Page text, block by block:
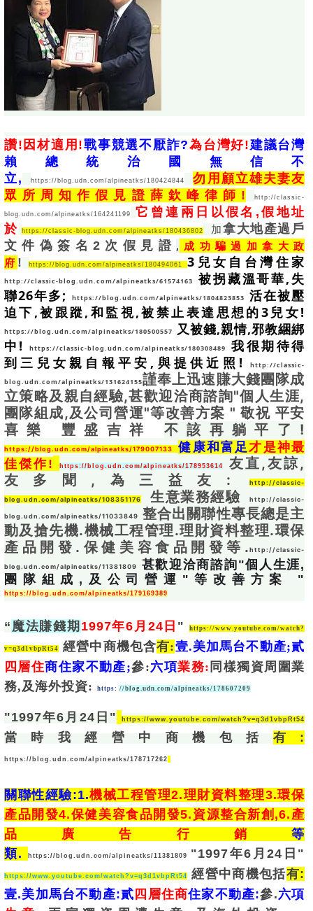
讚!因材適用!戰事競選不厭詐?為台灣好!建議台灣
賴總統治國無信不
立,
https://blog.udn.com/alpineatks/180424844
勿用顧立雄夫妻友
眾所周知作假見證薛欽峰律師!
http://classic-
blog.udn.com/alpineatks/164241199
它曾連兩日以假名,假地址
於
https://classic-blog.udn.com/alpineatks/180436802 加拿大地產過戶
文件偽簽名2次假見證 , 成功騙過加拿大政
府 ! https://blog.udn.com/alpineatks/180494061
http://classic-blog.udn.com/alpineatks/61574163
被拐藏溫哥華,失
聯26年多;
https://blog.udn.com/alpineatks/1804823853
活在被壓
https://blog.udn.com/alpineatks/180500557
又被錢,親情,邪教綑綁
中!
https://classic-blog.udn.com/alpineatks/180308489
我很期待得
到三兒女親自報平安,與提供近照!
http://classic-
blog.udn.com/alpineatks/131624155謹奉上迅速賺大錢團隊成
立策略及親自經驗,甚歡迎洽商諮詢"個人生涯,
團隊組成,及公司營運"等改善方案 " 敬祝 平安
喜樂 豐盛吉祥
https://blog.udn.com/alpineatks/179007133 健康和富足 才是神最
佳傑作!
https://blog.udn.com/alpineatks/178953614
友直,友諒,
友多聞,為三益友:
http://classic-
blog.udn.com/alpineatks/108351176 生意業務經驗 http://classic-
blog.udn.com/alpineatks/11033849
整合出關聯性專長總是主
動及搶先機.機械工程管理.理財資料整理.環保
產品開發.保健美容食品開發等.http://classic-
blog.udn.com/alpineatks/11381809
甚歡迎洽商諮詢"個人生涯,
團隊組成,及公司營運"等改善方案 "
https://blog.udn.com/alpineatks/179169389
“ 魔法賺錢期 1997年6月24日 "https://www.youtube.com/watch?
v=q3d1vbpRt54 經營中商機包含有:壹.美加馬台不動產;貳
四層住商住家不動產;參:六項業務: 同樣獨資周圍業
務,及海外投資:
https: //blog.udn.com/alpineatks/178607209
"1997年6月24日" https://www.youtube.com/watch?v=q3d1vbpRt54
當時我經營中 商機 包括 有 :
https://blog.udn.com/alpineatks/178717262
關聯性經驗:1.機械工程管理2.理財資料整理3.環保
產品開發4.保健美容食品開發5.資源整合新創,6.產
品廣告行銷 等
類.
https://blog.udn.com/alpineatks/11381809 "1997年6月24日"
https://www.youtube.com/watch?v=q3d1vbpRt54 經營中商機包括有:
壹.美加馬台不動產:貳 四層住商住家不動產:參.六項